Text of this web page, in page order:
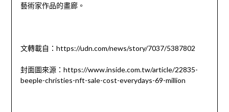
藝術家作品的畫廊。
文轉載自：https://udn.com/news/story/7037/5387802
封面圖來源：https://www.inside.com.tw/article/22835-
beeple-christies-nft-sale-cost-everydays-69-million